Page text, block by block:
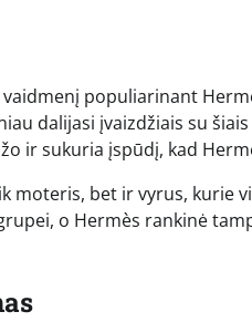
populiarinant
dalijasi įvaizdžiais su
ir sukuria įspūdį, kad
moteris, bet ir vyrus, kurie
o Hermès rankinė